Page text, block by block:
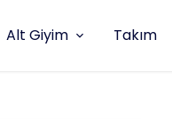
Alt Giyim Takım